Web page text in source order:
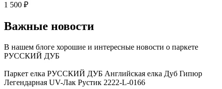
1 500 ₽
Важные новости
В нашем блоге хорошие и интересные новости о паркете
РУССКИЙ ДУБ
Паркет елка РУССКИЙ ДУБ Английская елка Дуб Гипюр
Легендарная UV-Лак Рустик 2222-L-0166